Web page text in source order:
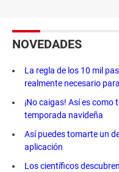
NOVEDADES
La regla de los 10 mil
realmente necesario
¡No caigas! Así es
temporada navideña
Así puedes tomarte un
aplicación
Los científicos